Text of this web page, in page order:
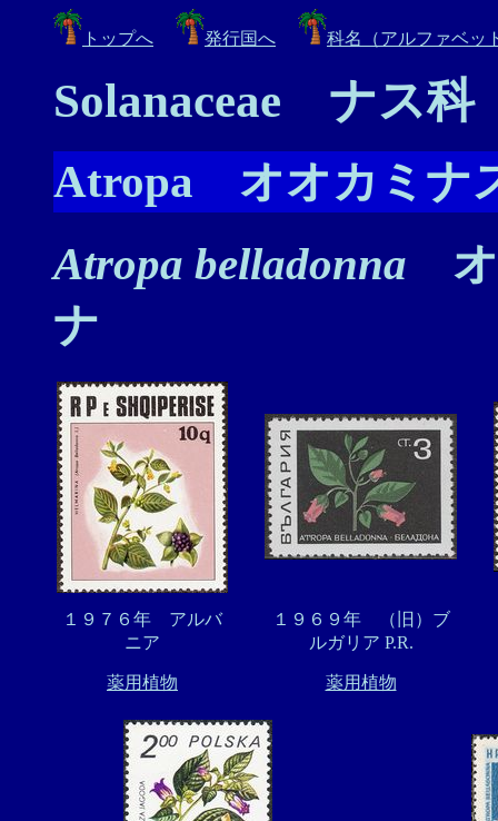
トップへ 発行国へ 科名（アルファベッ
Solanaceae ナス科
Atropa オオカミナ
Atropa belladonna オ
ナ
１９７６年 アルバ
ニア
１９６９年 （旧）ブ
ルガリア P.R.
薬用植物 薬用植物